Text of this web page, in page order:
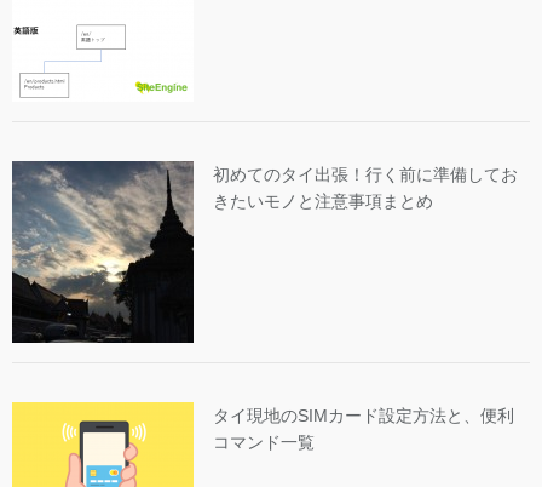
初めてのタイ出張！行く前に準備してお
きたいモノと注意事項まとめ
タイ現地のSIMカード設定方法と、便利
コマンド一覧